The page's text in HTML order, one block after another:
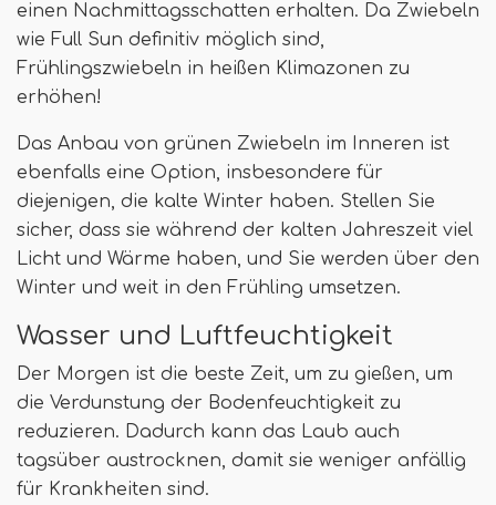
einen Nachmittagsschatten erhalten. Da Zwiebeln
wie Full Sun definitiv möglich sind,
Frühlingszwiebeln in heißen Klimazonen zu
erhöhen!
Das Anbau von grünen Zwiebeln im Inneren ist
ebenfalls eine Option, insbesondere für
diejenigen, die kalte Winter haben. Stellen Sie
sicher, dass sie während der kalten Jahreszeit viel
Licht und Wärme haben, und Sie werden über den
Winter und weit in den Frühling umsetzen.
Wasser und Luftfeuchtigkeit
Der Morgen ist die beste Zeit, um zu gießen, um
die Verdunstung der Bodenfeuchtigkeit zu
reduzieren. Dadurch kann das Laub auch
tagsüber austrocknen, damit sie weniger anfällig
für Krankheiten sind.